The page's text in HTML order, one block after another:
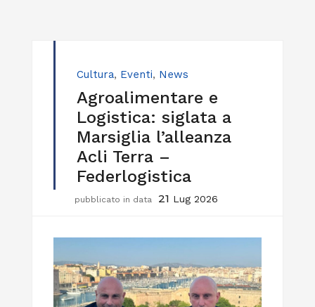
Cultura, Eventi, News
Agroalimentare e
Logistica: siglata a
Marsiglia l’alleanza
Acli Terra –
Federlogistica
pubblicato in data 21 Lug 2026